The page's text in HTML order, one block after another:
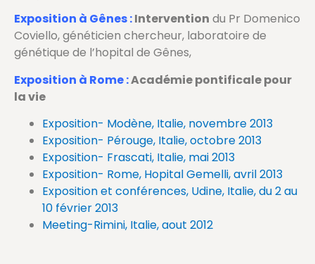
Exposition à Gênes :Intervention du Pr Domenico
Coviello, généticien chercheur, laboratoire de
génétique de l’hopital de Gênes,
Exposition à Rome :Académie pontificale pour
la vie
Exposition- Modène, Italie, novembre 2013
Exposition- Pérouge, Italie, octobre 2013
Exposition- Frascati, Italie, mai 2013
Exposition- Rome, Hopital Gemelli, avril 2013
Exposition et conférences, Udine, Italie, du 2 au
10 février 2013
Meeting-Rimini, Italie, aout 2012